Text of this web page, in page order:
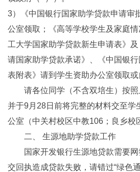
3）《中国银行国家助学贷款申请审
公室领取；《高等学校学生及家庭
工大学国家助学贷款新生申请表》
请国家助学贷款承诺》、《中国银
表附表》请到学生资助办公室领取或
请各位同学（不含双培生）按照
并于9月28日前将完整的材料交至学
公室（中关村校区中教106；良乡校
二、 生源地助学贷款工作
国家开发银行生源地贷款需要网
交回执造成贷款失败，请错过“绿色